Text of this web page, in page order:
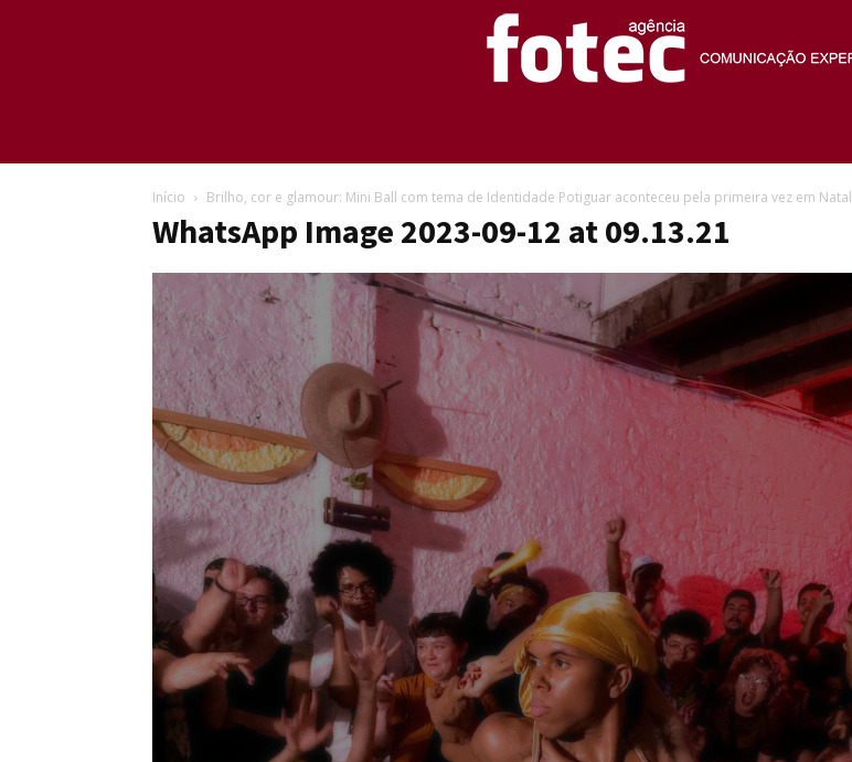
Início Brilho, cor e glamour: Mini Ball com tema de Identidade Potiguar aconteceu pela primeira vez em Natal
WhatsApp Image 2023-09-12 at 09.13.21